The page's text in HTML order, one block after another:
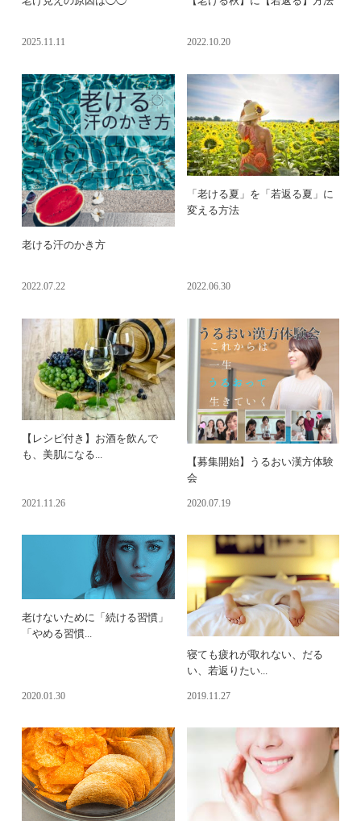
2025.11.11 2022.10.20
老ける汗のかき方
2022.07.22
「老ける夏」を「若返る夏」に
変える方法
2022.06.30
【レシピ付き】お酒を飲んで
も、美肌になる...
2021.11.26
【募集開始】うるおい漢方体験
会
2020.07.19
老けないために「続ける習慣」
「やめる習慣...
2020.01.30
寝ても疲れが取れない、だる
い、若返りたい...
2019.11.27